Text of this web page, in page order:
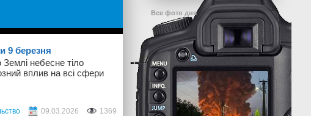
9 березня
небесне тіло
вплив на всі сфери
09.03.2026 1369
Все фото дня